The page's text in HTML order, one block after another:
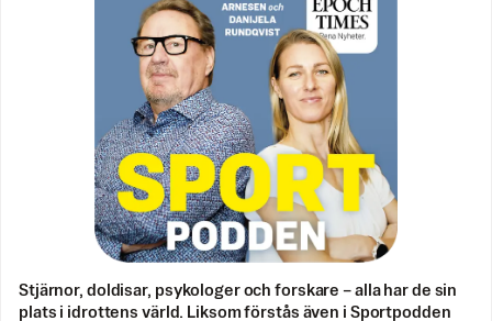
Stjärnor, doldisar, psykologer och forskare – alla har de sin
plats i idrottens värld. Liksom förstås även i Sportpodden